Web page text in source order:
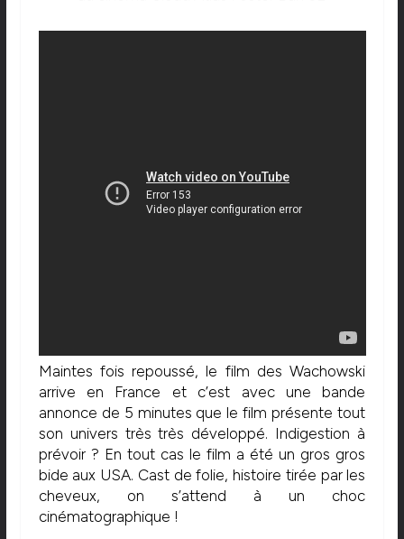
Maintes fois repoussé, le film des Wachowski
arrive en France et c’est avec une bande
annonce de 5 minutes que le film présente tout
son univers très très développé. Indigestion à
prévoir ? En tout cas le film a été un gros gros
bide aux USA. Cast de folie, histoire tirée par les
cheveux, on s’attend à un choc
cinématographique !